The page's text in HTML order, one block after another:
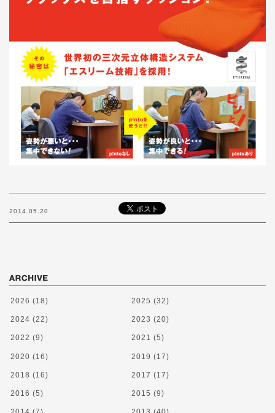
2014.05.20
2026 (18) 2025 (32)
2024 (22) 2023 (20)
2022 (9) 2021 (5)
2020 (16) 2019 (17)
2018 (16) 2017 (17)
2016 (5) 2015 (9)